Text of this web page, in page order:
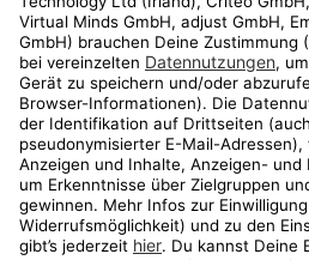
Shop
Aktionen
Travel